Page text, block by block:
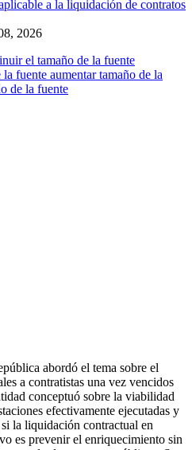
2026
el tamaño de la fuente
aumentar tamaño de la
abordó el tema sobre el
a contratistas una vez vencidos
conceptuó sobre la viabilidad
efectivamente ejecutadas y
la liquidación contractual en
es prevenir el enriquecimiento sin